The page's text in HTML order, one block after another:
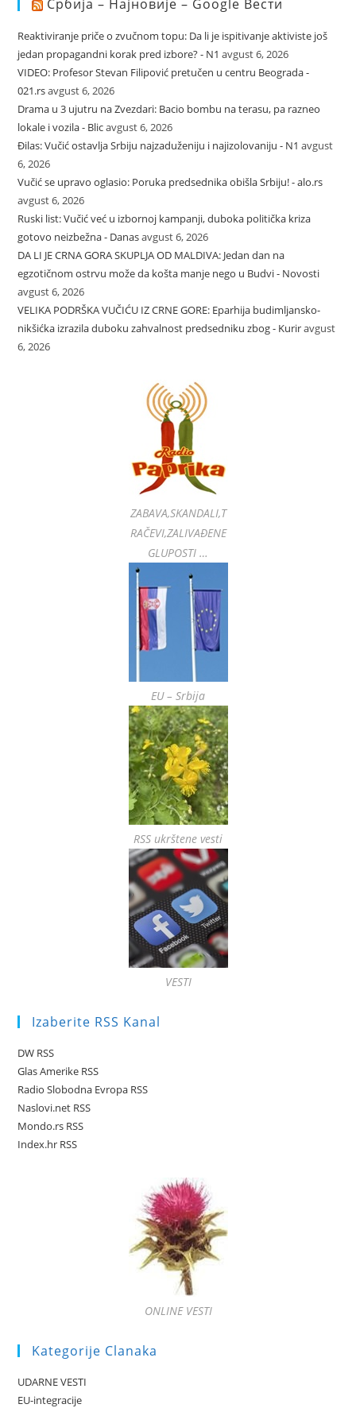
Србија – Најновије – Google Вести
Reaktiviranje priče o zvučnom topu: Da li je ispitivanje aktiviste još
jedan propagandni korak pred izbore? - N1 avgust 6, 2026
VIDEO: Profesor Stevan Filipović pretučen u centru Beograda -
021.rsavgust 6, 2026
Drama u 3 ujutru na Zvezdari: Bacio bombu na terasu, pa razneo
lokale i vozila - Blicavgust 6, 2026
Đilas: Vučić ostavlja Srbiju najzaduženiju i najizolovaniju - N1 avgust
6, 2026
Vučić se upravo oglasio: Poruka predsednika obišla Srbiju! - alo.rs
avgust 6, 2026
Ruski list: Vučić već u izbornoj kampanji, duboka politička kriza
gotovo neizbežna - Danasavgust 6, 2026
DA LI JE CRNA GORA SKUPLJA OD MALDIVA: Jedan dan na
egzotičnom ostrvu može da košta manje nego u Budvi - Novosti
avgust 6, 2026
VELIKA PODRŠKA VUČIĆU IZ CRNE GORE: Eparhija budimljansko-
nikšićka izrazila duboku zahvalnost predsedniku zbog - Kuriravgust
6, 2026
ZABAVA,SKANDALI,T
RAČEVI,ZALIVAĐENE
GLUPOSTI …
EU – Srbija
RSS ukrštene vesti
VESTI
Izaberite RSS Kanal
DW RSS
Glas Amerike RSS
Radio Slobodna Evropa RSS
Naslovi.net RSS
Mondo.rs RSS
Index.hr RSS
ONLINE VESTI
Kategorije Clanaka
UDARNE VESTI
EU-integracije